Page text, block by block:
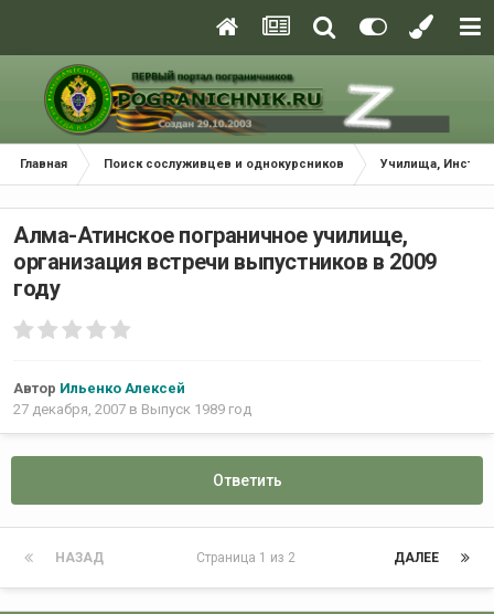
Главная Поиск сослуживцев и однокурсников Училища,
Алма-Атинское пограничное училище,
организация встречи выпустников в 2009
году
Автор Ильенко Алексей
27 декабря, 2007 в Выпуск 1989 год
Ответить
НАЗАД ДАЛЕЕ
Страница 1 из 2